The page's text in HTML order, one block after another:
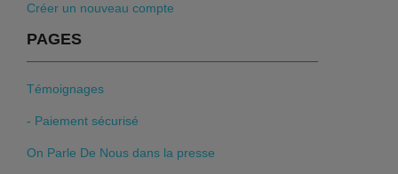
Créer un nouveau compte
PAGES
Témoignages
- Paiement sécurisé
On Parle De Nous dans la presse